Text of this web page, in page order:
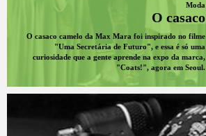
Moda
O casaco
O casaco camelo da Max Mara foi inspirado no filme
"Uma Secretária de Futuro", e essa é só uma
curiosidade que a gente aprende na expo da marca,
"Coats!", agora em Seoul.